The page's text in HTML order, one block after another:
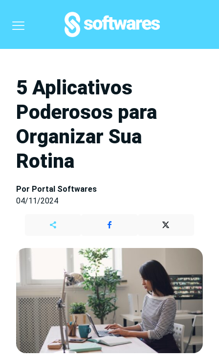
5 Aplicativos
Poderosos para
Organizar Sua
Rotina
Por Portal Softwares
04/11/2024